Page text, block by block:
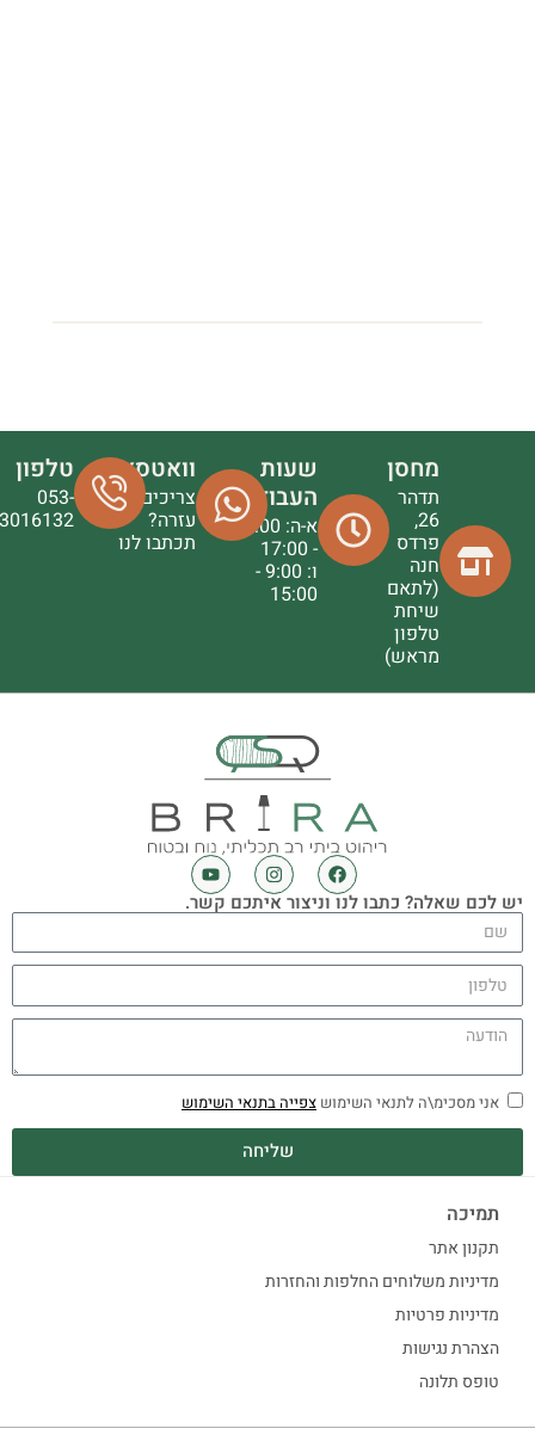
מחסן
תדהר
26,
פרדס
חנה
(לתאם
שיחת
טלפון
מראש)
שעות
העבודה
א-ה: 9:00
- 17:00
ו: 9:00 -
15:00
וואטסאפ
צריכים
עזרה?
תכתבו לנו
טלפון
053-
3016132
יש לכם שאלה? כתבו לנו וניצור איתכם קשר.
אני מסכימ\ה לתנאי השימוש צפייה בתנאי השימוש
שליחה
תמיכה
תקנון אתר
מדיניות משלוחים החלפות והחזרות
מדיניות פרטיות
הצהרת נגישות
טופס תלונה